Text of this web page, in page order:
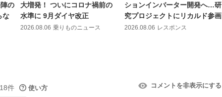
の
な
大増発！ ついにコロナ禍前の
水準に 9月ダイヤ改正
2026.08.06 乗りものニュース
ションインバーター開発へ…研
究プロジェクトにリカルド参画
2026.08.06 レスポンス
18件 使い方 コメントを非表示にする